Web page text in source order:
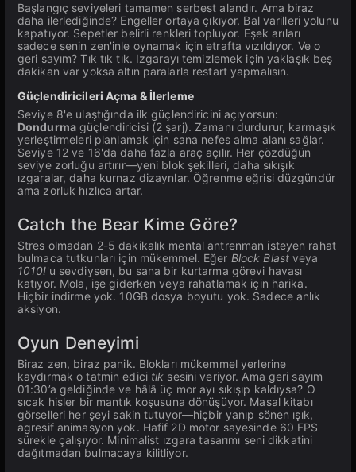
Başlangıç seviyeleri tamamen serbest alandır. Ama biraz
daha ilerlediğinde? Engeller ortaya çıkıyor. Bal varilleri yolunu
kapatıyor. Sepetler belirli renkleri topluyor. Eşek arıları
sadece senin zen'inle oynamak için etrafta vızıldıyor. Ve o
geri sayım? Tık tık tık. Izgarayı temizlemek için yaklaşık beş
dakikan var yoksa altın paralarla restart yapmalısın.
Güçlendiricileri Açma & İlerleme
Seviye 8'e ulaştığında ilk güçlendiricini açıyorsun:
Dondurmagüçlendiricisi (2 şarj). Zamanı durdurur, karmaşık
yerleştirmeleri planlamak için sana nefes alma alanı sağlar.
Seviye 12 ve 16'da daha fazla araç açılır. Her çözdüğün
seviye zorluğu artırır—yeni blok şekilleri, daha sıkışık
ızgaralar, daha kurnaz dizaynlar. Öğrenme eğrisi düzgündür
ama zorluk hızlıca artar.
Catch the Bear Kime Göre?
Stres olmadan 2-5 dakikalık mental antrenman isteyen rahat
bulmaca tutkunları için mükemmel. Eğer Block Blast veya
1010!'u sevdiysen, bu sana bir kurtarma görevi havası
katıyor. Mola, işe giderken veya rahatlamak için harika.
Hiçbir indirme yok. 10GB dosya boyutu yok. Sadece anlık
aksiyon.
Oyun Deneyimi
Biraz zen, biraz panik. Blokları mükemmel yerlerine
kaydırmak o tatmin edici tık sesini veriyor. Ama geri sayım
01:30’a geldiğinde ve hâlâ üç mor ayı sıkışıp kaldıysa? O
sıcak hisler bir mantık koşusuna dönüşüyor. Masal kitabı
görselleri her şeyi sakin tutuyor—hiçbir yanıp sönen ışık,
agresif animasyon yok. Hafif 2D motor sayesinde 60 FPS
sürekle çalışıyor. Minimalist ızgara tasarımı seni dikkatini
dağıtmadan bulmacaya kilitliyor.